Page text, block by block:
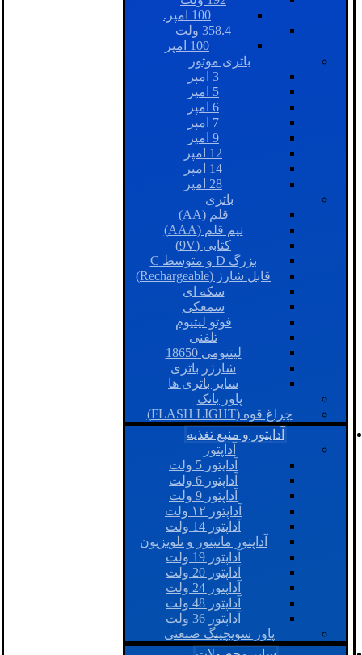
100 امپر.
358.4 ولت
100 امپر
باتری موتور
3 امپر
5 امپر
6 امپر
7 امپر
9 امپر
12 امپر
14 امپر
28 امپر
باتری
قلم (AA)
نیم قلم (AAA)
کتابی (9V)
بزرگ D و متوسط C
قابل شارژ (Rechargeable)
سکه ای
سمعکی
فوتو لیتیوم
تلفنی
لیتیومی 18650
شارژر باتری
سایر باتری ها
پاور بانک
چراغ قوه (FLASH LIGHT)
آداپتور و منبع تغذیه
آداپتور
آداپتور 5 ولت
آداپتور 6 ولت
آداپتور 9 ولت
آداپتور ۱۲ ولت
آداپتور 14 ولت
آداپتور مانیتور و تلویزیون
آداپتور 19 ولت
آداپتور 20 ولت
آداپتور 24 ولت
آداپتور 48 ولت
آداپتور 36 ولت
پاور سویچینگ صنعتی